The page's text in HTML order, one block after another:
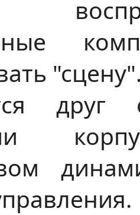
друг